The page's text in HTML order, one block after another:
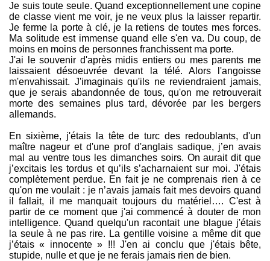
Je suis toute seule. Quand exceptionnellement une copine
de classe vient me voir, je ne veux plus la laisser repartir.
Je ferme la porte à clé, je la retiens de toutes mes forces.
Ma solitude est immense quand elle s'en va. Du coup, de
moins en moins de personnes franchissent ma porte.
J'ai le souvenir d'après midis entiers ou mes parents me
laissaient désoeuvrée devant la télé. Alors l'angoisse
m'envahissait. J'imaginais qu'ils ne reviendraient jamais,
que je serais abandonnée de tous, qu'on me retrouverait
morte des semaines plus tard, dévorée par les bergers
allemands.
En sixième, j'étais la tête de turc des redoublants, d'un
maître nageur et d'une prof d'anglais sadique, j’en avais
mal au ventre tous les dimanches soirs. On aurait dit que
j’excitais les tordus et qu’ils s’acharnaient sur moi. J'étais
complètement perdue. En fait je ne comprenais rien à ce
qu'on me voulait : je n’avais jamais fait mes devoirs quand
il fallait, il me manquait toujours du matériel…. C'est à
partir de ce moment que j'ai commencé à douter de mon
intelligence. Quand quelqu'un racontait une blague j'étais
la seule à ne pas rire. La gentille voisine a même dit que
j’étais « innocente » !!! J'en ai conclu que j'étais bête,
stupide, nulle et que je ne ferais jamais rien de bien.